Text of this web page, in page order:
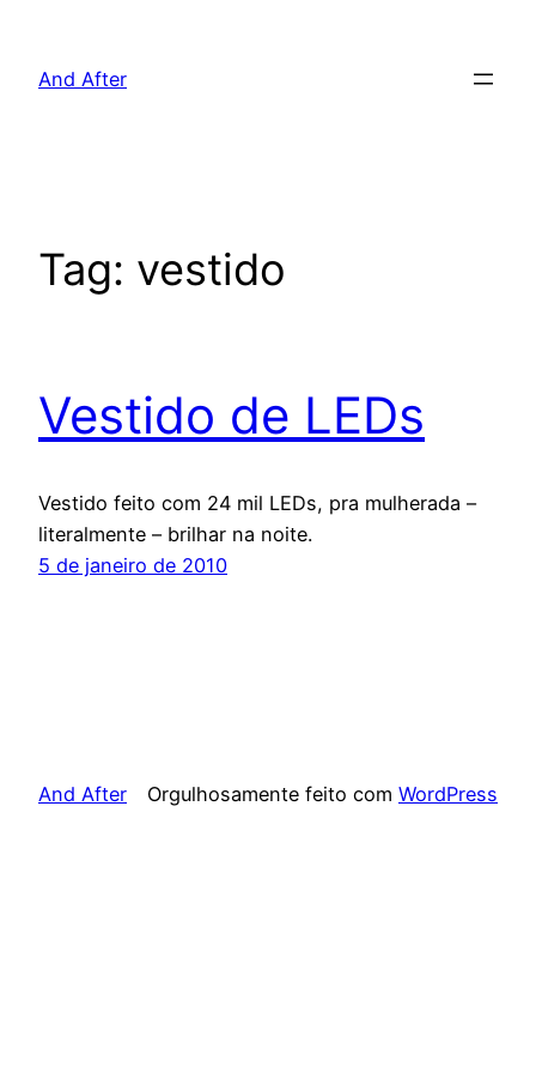
And After
Tag: vestido
Vestido de LEDs
Vestido feito com 24 mil LEDs, pra mulherada –
literalmente – brilhar na noite.
5 de janeiro de 2010
And After Orgulhosamente feito com WordPress